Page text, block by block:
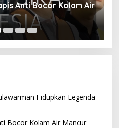
Anti Bocor Kolam Air
Hidupkan Legenda
Bocor Kolam Air Mancur